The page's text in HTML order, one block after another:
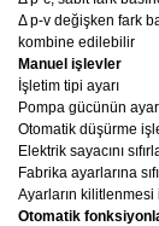
Δ p-v değişken fark
kombine edilebilir
Manuel işlevler
İşletim tipi ayarı
Pompa gücünün
Otomatik düşürme
Elektrik sayacını
Fabrika ayarlarına
Ayarların
Otomatik